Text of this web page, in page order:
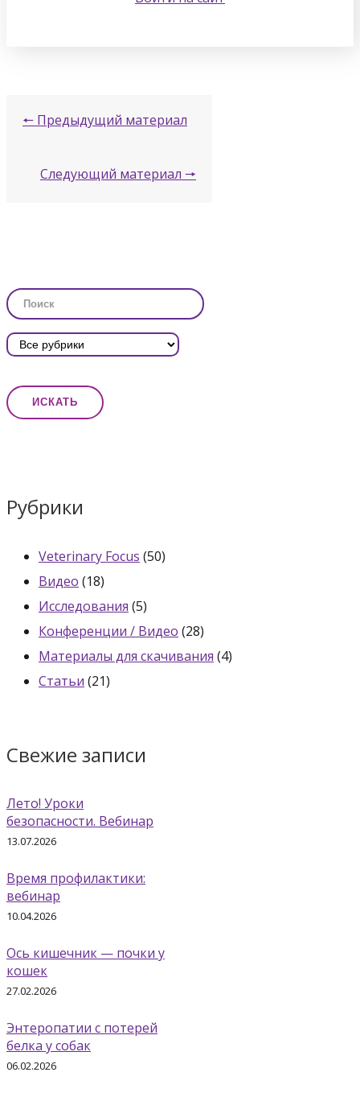
🠔 Предыдущий материал
Следующий материал 🠖
Рубрики
Veterinary Focus (50)
Видео (18)
Исследования (5)
Конференции / Видео (28)
Материалы для скачивания (4)
Статьи (21)
Свежие записи
Лето! Уроки
безопасности. Вебинар
13.07.2026
Время профилактики:
вебинар
10.04.2026
Ось кишечник — почки у
кошек
27.02.2026
Энтеропатии с потерей
белка у собак
06.02.2026